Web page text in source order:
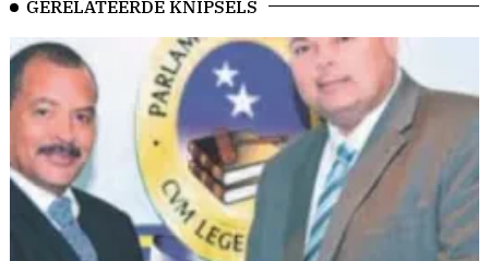
GERELATEERDE KNIPSELS